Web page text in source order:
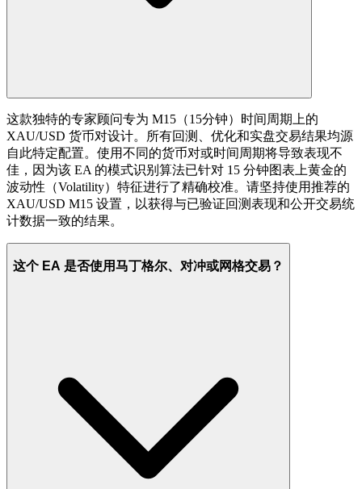
这款独特的专家顾问专为 M15（15分钟）时间周期上的
XAU/USD 货币对设计。所有回测、优化和实盘交易结果均源
自此特定配置。使用不同的货币对或时间周期将导致表现不
佳，因为该 EA 的模式识别算法已针对 15 分钟图表上黄金的
波动性（Volatility）特征进行了精确校准。请坚持使用推荐的
XAU/USD M15 设置，以获得与已验证回测表现和公开交易统
计数据一致的结果。
这个 EA 是否使用马丁格尔、对冲或网格交易？